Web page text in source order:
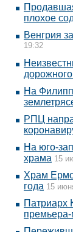
плохое
Венгрия
19:32
На
РПЦ
На юго-
храма 15
Храм
года 15
Патриарх